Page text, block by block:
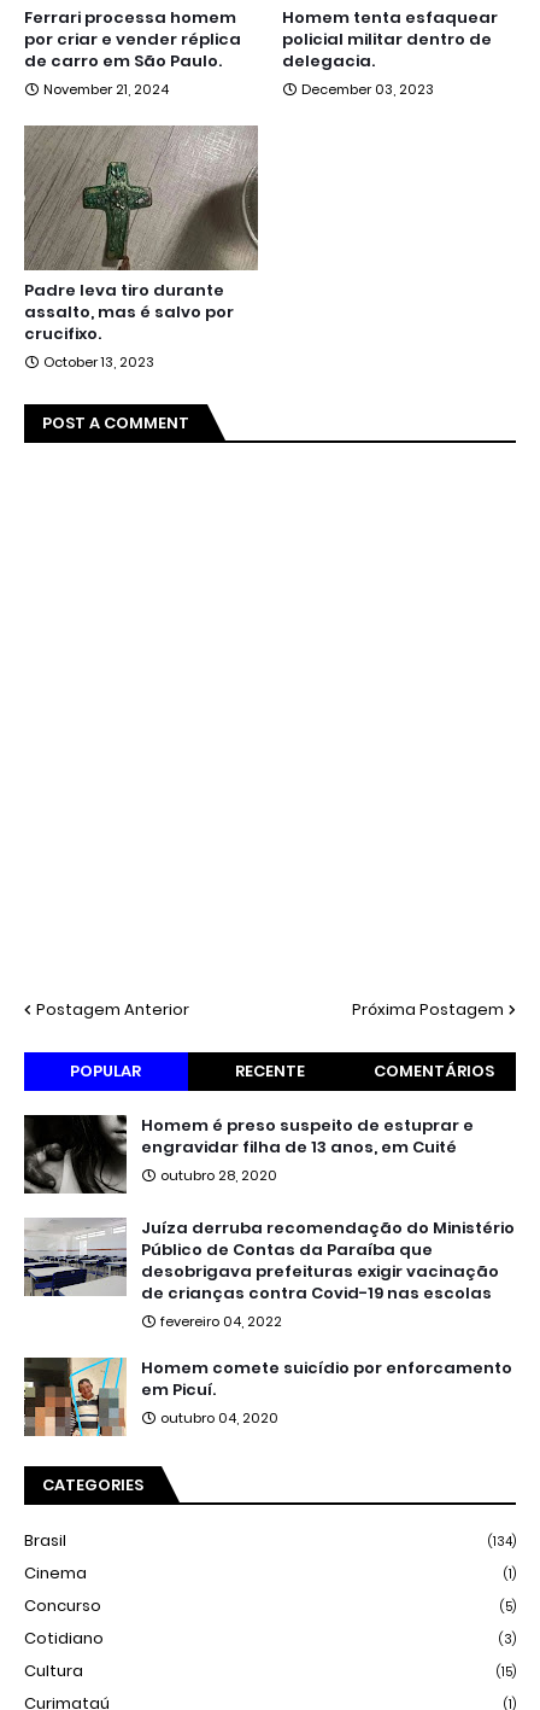
Ferrari processa homem
por criar e vender réplica
de carro em São Paulo.
November 21, 2024
Homem tenta esfaquear
policial militar dentro de
delegacia.
December 03, 2023
Padre leva tiro durante
assalto, mas é salvo por
crucifixo.
October 13, 2023
POST A COMMENT
Postagem Anterior Próxima Postagem
POPULAR RECENTE COMENTÁRIOS
Homem é preso suspeito de estuprar e
engravidar filha de 13 anos, em Cuité
outubro 28, 2020
Juíza derruba recomendação do Ministério
Público de Contas da Paraíba que
desobrigava prefeituras exigir vacinação
de crianças contra Covid-19 nas escolas
fevereiro 04, 2022
Homem comete suicídio por enforcamento
em Picuí.
outubro 04, 2020
CATEGORIES
Brasil (134)
Cinema (1)
Concurso (5)
Cotidiano (3)
Cultura (15)
Curimataú (1)